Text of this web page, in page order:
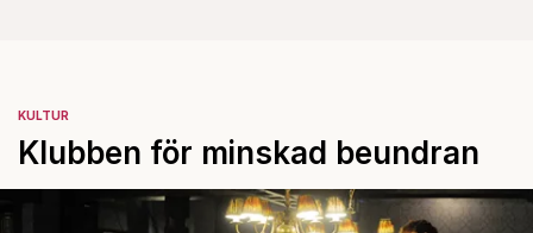
KULTUR
Klubben för minskad beundran